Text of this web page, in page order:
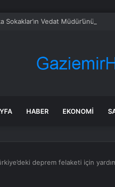
Sokaklar’ın Vedat Müdür’ünün
HABER EKONOMI
deprem felaketi için